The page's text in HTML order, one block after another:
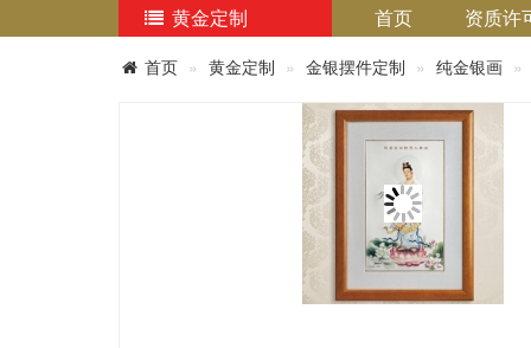
黄金定制 首页 资质许
首页 黄金定制 金银摆件定制 纯金银画